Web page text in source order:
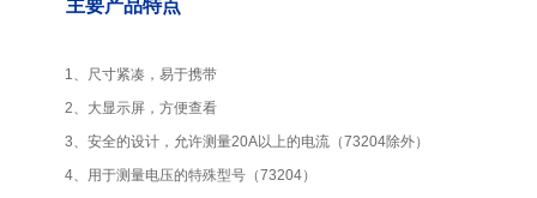
主要产品特点
1、尺寸紧凑，易于携带
2、大显示屏，方便查看
3、安全的设计，允许测量20A以上的电流（73204除外）
4、用于测量电压的特殊型号（73204）